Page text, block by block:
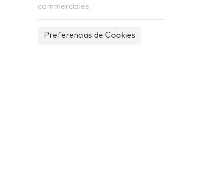
commerciales
Preferencias de Cookies